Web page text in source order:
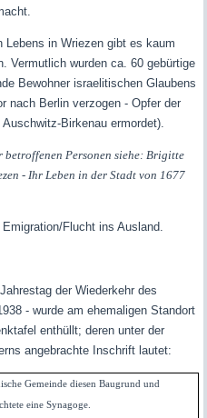
Lebens in Wriezen gibt es kaum
Vermutlich wurden ca. 60 gebürtige
Bewohner israelitischen Glaubens
nach Berlin verzogen - Opfer der
Auschwitz-Birkenau ermordet).
Personen siehe: Brigitte
- Ihr Leben in der Stadt von 1677
Flucht ins Ausland.
der Wiederkehr des
- wurde am ehemaligen Standort
enthüllt; deren unter der
angebrachte Inschrift lautet:
Gemeinde diesen Baugrund und
eine Synagoge.